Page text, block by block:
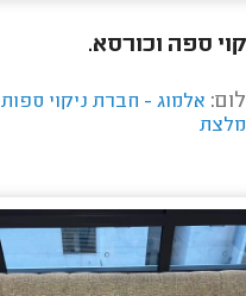
ספה וכורסא.
אלמוג - חברת ניקוי ספות